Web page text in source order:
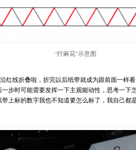
“拧麻花”示意图
沿红线折叠啦，折完以后纸带就成为跟前面一样
步时可能需要发挥一下主观能动性，思考一下
上标的数字我也不知道要怎么标了，我自己都